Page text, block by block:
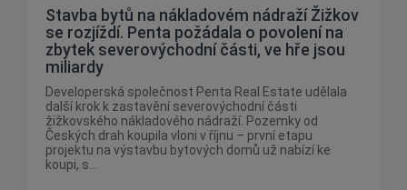
Stavba bytů na nákladovém nádraží Žižkov
se rozjíždí. Penta požádala o povolení na
zbytek severovýchodní části, ve hře jsou
miliardy
Developerská společnost Penta Real Estate udělala
další krok k zastavění severovýchodní části
žižkovského nákladového nádraží. Pozemky od
Českých drah koupila vloni v říjnu – první etapu
projektu na výstavbu bytových domů už nabízí ke
koupi, s...